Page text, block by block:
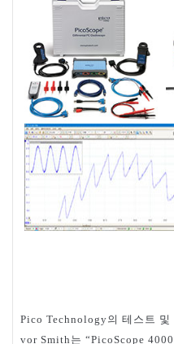
Pico Technology의 테스트 및
vor Smith 는 “PicoScope 4000